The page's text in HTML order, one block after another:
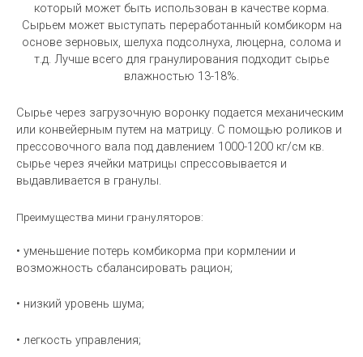
который может быть использован в качестве корма.
Сырьем может выступать переработанный комбикорм на
основе зерновых, шелуха подсолнуха, люцерна, солома и
т.д. Лучше всего для гранулирования подходит сырье
влажностью 13-18%.
Сырье через загрузочную воронку подается механическим
или конвейерным путем на матрицу. С помощью роликов и
прессовочного вала под давлением 1000-1200 кг/см кв.
сырье через ячейки матрицы спрессовывается и
выдавливается в гранулы.
Преимущества мини грануляторов:
• уменьшение потерь комбикорма при кормлении и
возможность сбалансировать рацион;
• низкий уровень шума;
• легкость управления;